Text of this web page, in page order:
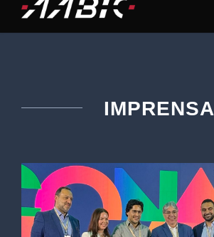
IMPRENSA